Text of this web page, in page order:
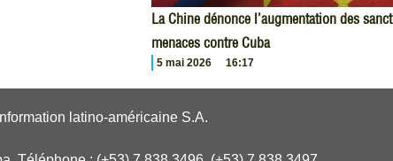
La Chine dénonce l’augmentation des
menaces contre Cuba
5 mai 2026 16:17
latino-américaine S.A.